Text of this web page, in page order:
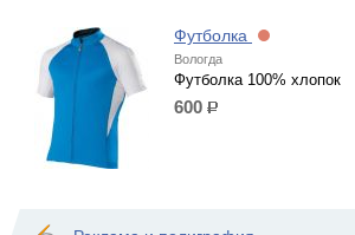
Футболка
Вологда
Футболка 100% хлопок
600 р.